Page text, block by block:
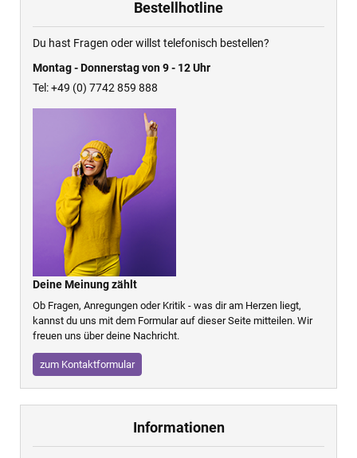
Bestellhotline
Du hast Fragen oder willst telefonisch bestellen?
Montag - Donnerstag von 9 - 12 Uhr
Tel: +49 (0) 7742 859 888
Deine Meinung zählt
Ob Fragen, Anregungen oder Kritik - was dir am Herzen liegt,
kannst du uns mit dem Formular auf dieser Seite mitteilen. Wir
freuen uns über deine Nachricht.
zum Kontaktformular
Informationen